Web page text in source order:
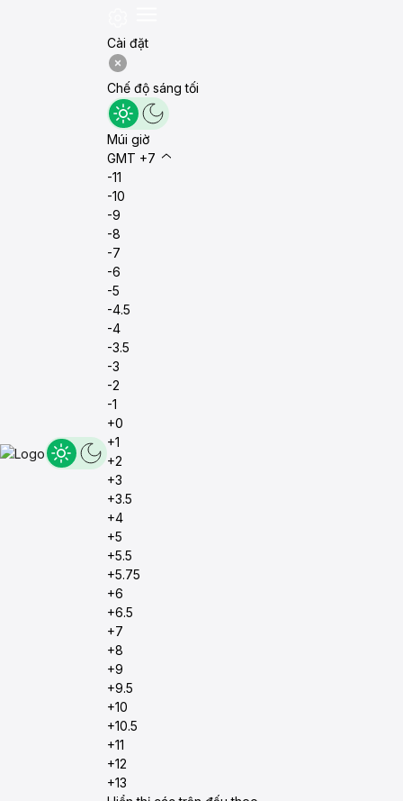
Cài đặt
Chế độ sáng tối
Múi giờ
GMT +7
-11
-10
-9
-8
-7
-6
-5
-4.5
-4
-3.5
-3
-2
-1
+0
+1
+2
+3
+3.5
+4
+5
+5.5
+5.75
+6
+6.5
+7
+8
+9
+9.5
+10
+10.5
+11
+12
+13